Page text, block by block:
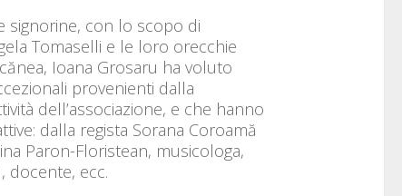
signorine, con lo scopo di
Tomaselli e le loro orecchie
Ioana Grosaru ha voluto
provenienti dalla
dell’associazione, e che hanno
dalla regista Sorana Coroamă
Paron-Floristean, musicologa,
docente, ecc.